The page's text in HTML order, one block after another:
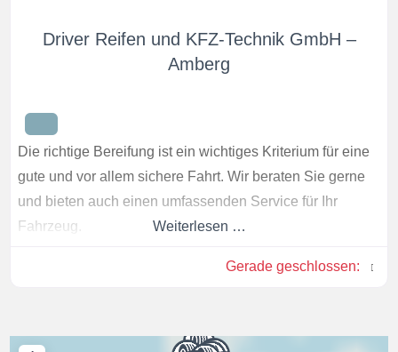
Driver Reifen und KFZ-Technik GmbH –
Amberg
Die richtige Bereifung ist ein wichtiges Kriterium für eine
gute und vor allem sichere Fahrt. Wir beraten Sie gerne
und bieten auch einen umfassenden Service für Ihr
Fahrzeug.
Weiterlesen …
Gerade geschlossen: